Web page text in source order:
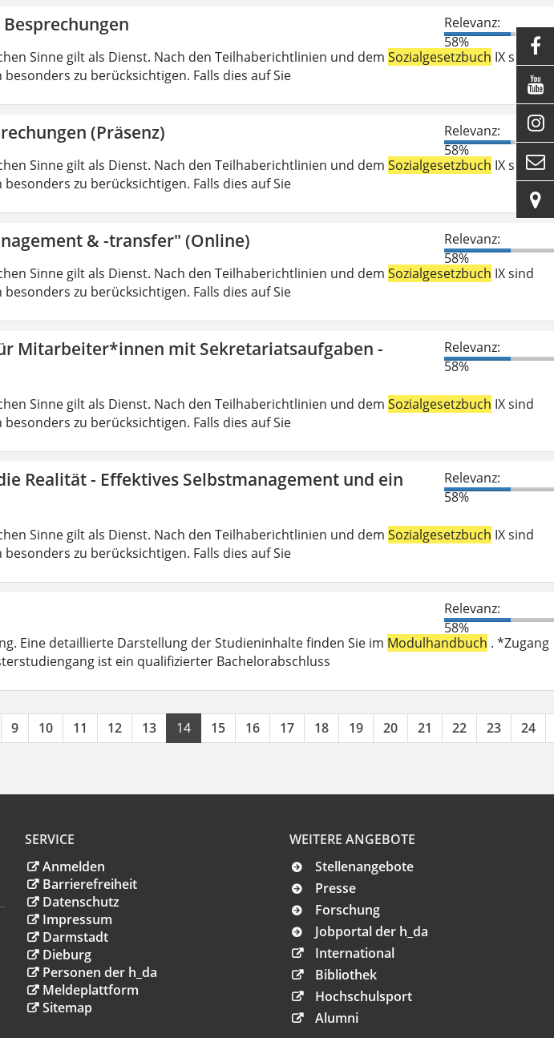
Relevanz:
58%
Sinne gilt als Dienst. Nach den Teilhaberichtlinien und dem Sozialgesetzbuch IX sind
zu berücksichtigen. Falls dies auf Sie
(Präsenz)
Relevanz:
58%
Sinne gilt als Dienst. Nach den Teilhaberichtlinien und dem Sozialgesetzbuch IX sind
zu berücksichtigen. Falls dies auf Sie
& -transfer" (Online)
Relevanz:
58%
Sinne gilt als Dienst. Nach den Teilhaberichtlinien und dem Sozialgesetzbuch IX sind
zu berücksichtigen. Falls dies auf Sie
Mitarbeiter*innen mit Sekretariatsaufgaben -
Relevanz:
58%
Sinne gilt als Dienst. Nach den Teilhaberichtlinien und dem Sozialgesetzbuch IX sind
zu berücksichtigen. Falls dies auf Sie
Realität - Effektives Selbstmanagement und ein
Relevanz:
58%
Sinne gilt als Dienst. Nach den Teilhaberichtlinien und dem Sozialgesetzbuch IX sind
zu berücksichtigen. Falls dies auf Sie
Relevanz:
58%
Eine detaillierte Darstellung der Studieninhalte finden Sie im Modulhandbuch . *Zugang
ist ein qualifizierter Bachelorabschluss
9 10 11 12 13 14 15 16 17 18 19 20 21 22 23 24
SERVICE
Anmelden
Barrierefreiheit
Datenschutz
Impressum
Darmstadt
Dieburg
Personen der h_da
Meldeplattform
Sitemap
WEITERE ANGEBOTE
Stellenangebote
Presse
Forschung
Jobportal der h_da
International
Bibliothek
Hochschulsport
Alumni




